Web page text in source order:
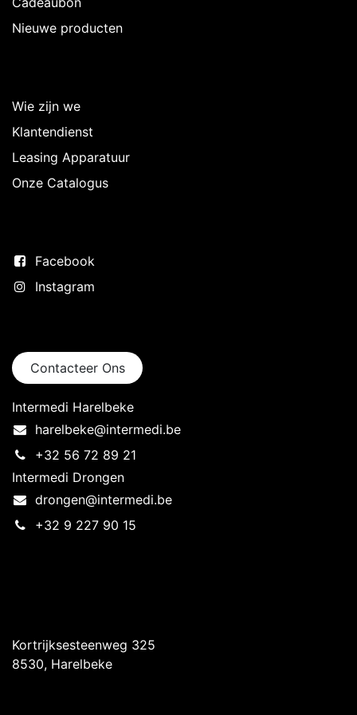
Nieuwe producten
Wie zijn we
Klantendienst
Leasing Apparatuur
Onze Catalogus
Facebook
Instagram
Contacteer Ons
Intermedi Harelbeke
harelbeke@intermedi.be
+32 56 72 89 21
Intermedi Drongen
drongen@intermedi.be
+32 9 227 90 15
Kortrijksesteenweg 325
8530, Harelbeke